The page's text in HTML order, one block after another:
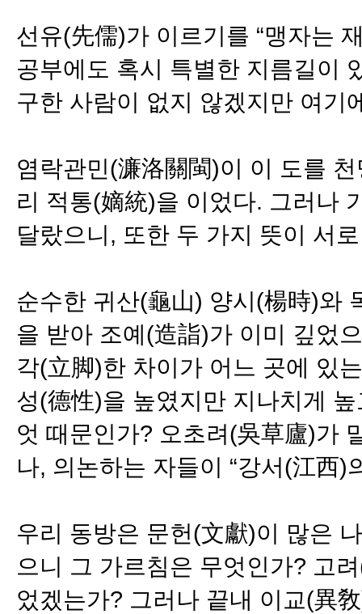
선유(先儒)가 이르기를 “맹자는
공부에도 혹시 특별한 지름길이
구한 사람이 없지 않겠지만 여기
염락관민(濂洛關閩)이 이 도를
리 적통(嫡統)을 이었다. 그러나
달랐으니, 또한 두 가지 뜻이 서
순수한 귀산(龜山) 양시(楊時)와
을 받아 조예(造詣)가 이미 깊었
각(立脚)한 차이가 어느 곳에 있
성(德性)을 높였지만 지나치게
엇 때문인가? 오초려(吳草廬)가
나, 의논하는 자들이 “강서(江西
우리 동방은 문헌(文獻)이 많은
으니 그 가르침은 무엇인가? 고
었겠는가? 그러나 끝내 이교(異